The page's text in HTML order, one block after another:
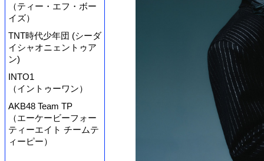
（ティー・エフ・ボー
イズ）
TNT時代少年団 (シーダ
イシャオニェントゥア
ン)
INTO1
（イントゥーワン）
AKB48 Team TP
（エーケービーフォー
ティーエイト チームテ
ィーピー）